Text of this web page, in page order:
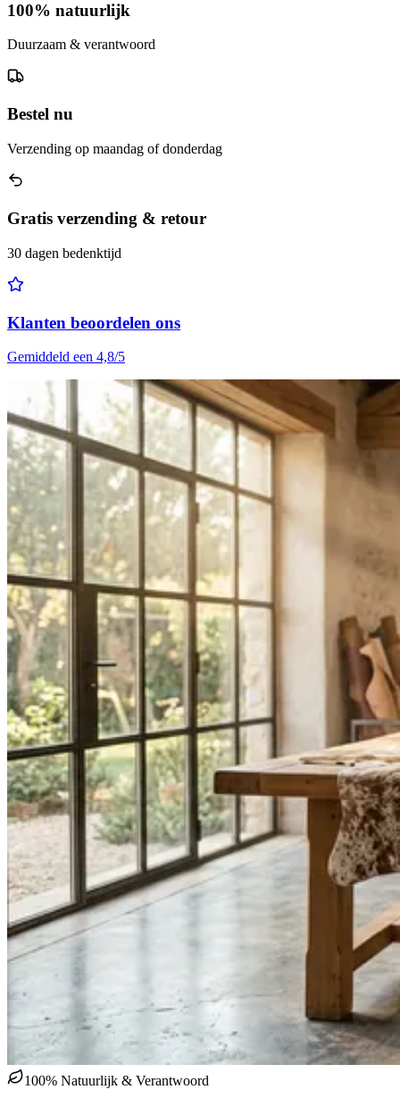
100% natuurlijk
Duurzaam & verantwoord
Bestel nu
Verzending op maandag of donderdag
Gratis verzending & retour
30 dagen bedenktijd
Klanten beoordelen ons
Gemiddeld een 4,8/5
100% Natuurlijk & Verantwoord